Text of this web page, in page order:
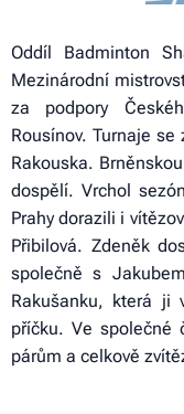
Oddíl Badminton
Mezinárodní
za podpory
Rousínov. Turnaje
Rakouska.
dospělí. Vrchol
Prahy dorazili i
Přibilová. Zdeněk
společně s
Rakušanku, která ji
příčku. Ve společné
párům a celkově